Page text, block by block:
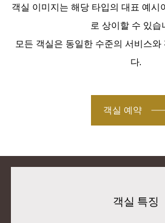
객실 이미지는 해당 타입의 대표 예시
로 상이할 수 있습
모든 객실은 동일한 수준의 서비스와
다.
객실 예약
객실 특징